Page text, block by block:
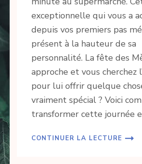
exceptionnelle qui vous a
depuis vos premiers pas
présent à la hauteur de sa
personnalité. La fête des
approche et vous cherchez
pour lui offrir quelque
vraiment spécial ? Voici
transformer cette journée
CONTINUER LA LECTURE